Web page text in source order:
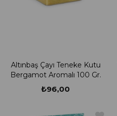
Altınbaş Çayı Teneke Kutu
Bergamot Aromalı 100 Gr.
₺96,00